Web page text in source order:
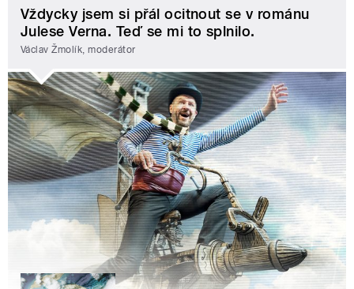
Vždycky jsem si přál ocitnout se v románu
Julese Verna. Teď se mi to splnilo.
Václav Žmolík, moderátor